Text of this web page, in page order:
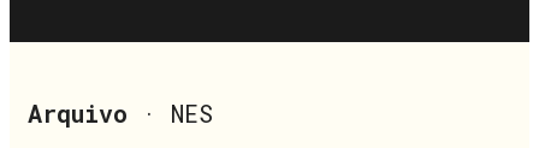
Arquivo · NES